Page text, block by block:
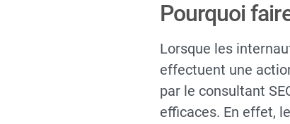
Pourquoi
Lorsque les
effectuent une
par le consultant
efficaces. En effet,